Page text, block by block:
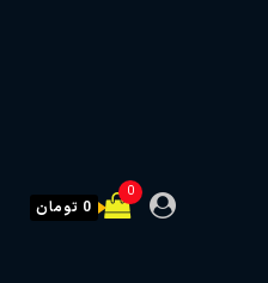
0
0 تومان